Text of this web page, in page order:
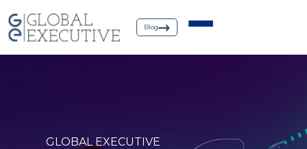
Blog
GLOBAL EXECUTIVE